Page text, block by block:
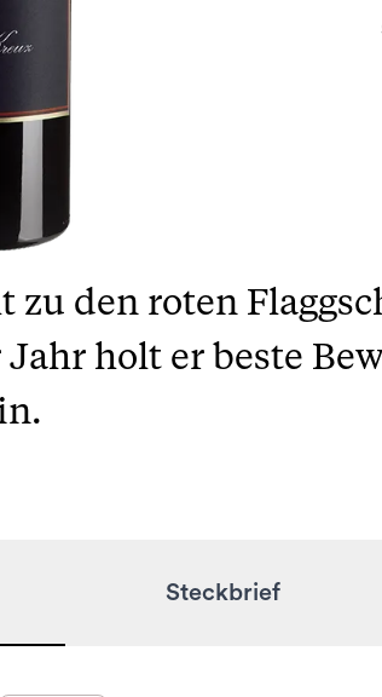
zu den roten
holt er beste
Steckbrief